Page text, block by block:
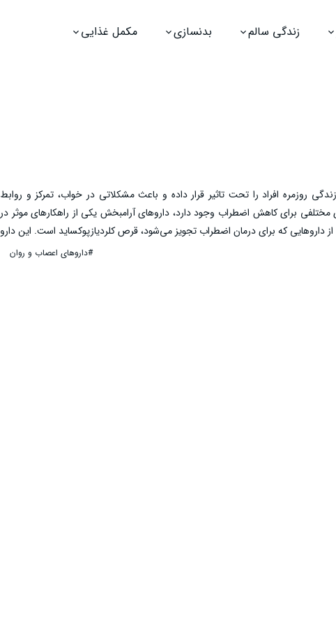
زندگی سالم بدنسازی مکمل غذایی
روزمره افراد را تحت تاثیر قرار داده و باعث مشکلاتی در خواب، تمرکز و روابط
برای کاهش اضطراب وجود دارد، داروهای آرامبخش یکی از راهکارهای موثر در
که برای درمان اضطراب تجویز می‌شود، قرص کلردیازپوکساید است. این دارو
سبب کاهش سطح اضطراب، استرس و نگرانی‌های روزمره شود. در این مقاله، به
#داروهای اعصاب و روان